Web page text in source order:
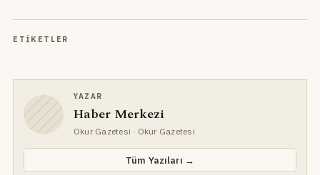
ETIKETLER
YAZAR
Haber Merkezi
Okur Gazetesi · Okur Gazetesi
Tüm Yazıları →